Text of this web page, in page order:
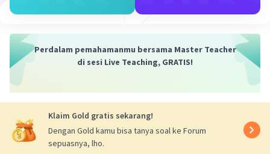
Perdalam pemahamanmu bersama Master Teacher
di sesi Live Teaching, GRATIS!
Klaim Gold gratis sekarang!
Dengan Gold kamu bisa tanya soal ke Forum
sepuasnya, lho.